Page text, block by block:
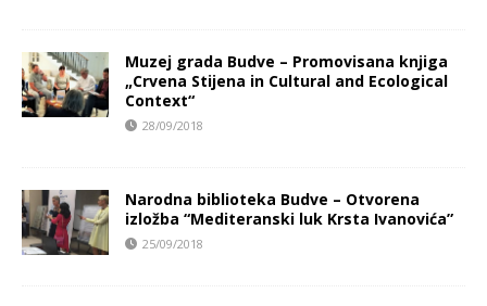
Muzej grada Budve – Promovisana knjiga
„Crvena Stijena in Cultural and Ecological
Context“
28/09/2018
Narodna biblioteka Budve – Otvorena
izložba “Mediteranski luk Krsta Ivanovića”
25/09/2018